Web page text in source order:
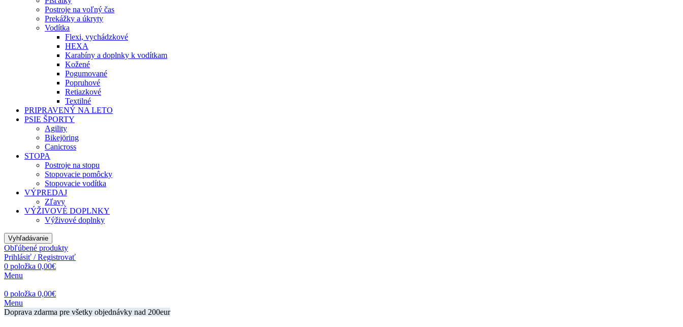
Postroje na voľný čas
Prekážky a úkryty
Vodítka
Flexi, vychádzkové
HEXA
Karabíny a doplnky k vodítkam
Kožené
Pogumované
Popruhové
Retiazkové
Textilné
PRIPRAVENÝ NA LETO
PSIE ŠPORTY
Agility
Bikejöring
Canicross
STOPA
Postroje na stopu
Stopovacie pomôcky
Stopovacie vodítka
VÝPREDAJ
Zľavy
VÝŽIVOVÉ DOPLNKY
Výživové doplnky
Vyhľadávanie
Obľúbené produkty
Prihlásiť / Registrovať
0 položka 0,00€
Menu
0 položka 0,00€
Menu
Doprava zdarma pre všetky objednávky nad 200eur